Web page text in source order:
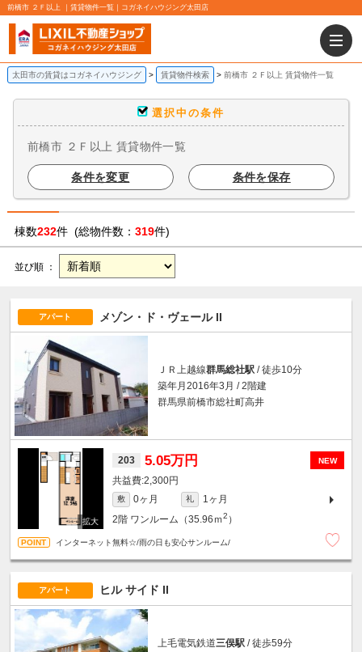
前橋市 ２Ｆ以上 ｜賃貸物件一覧｜コガネイハウジング太田店
太田市の賃貸はコガネイハウジング 賃貸物件検索 前橋市 ２Ｆ以上 賃貸物件一覧
選択中の条件
前橋市 ２Ｆ以上 賃貸物件一覧
条件を変更 条件を保存
棟数232件 (総物件数： 319件)
並び順 ：
アパート メゾン・ド・ヴェール II
ＪＲ上越線群馬総社駅 / 徒歩10分
築年月2016年3月 / 2階建
群馬県前橋市総社町高井
NEW
203 5.05万円
2,300円
敷 0ヶ月 礼
1ヶ月
2階 ワンルーム（35.96ｍ2 ）
インターネット無料☆/雨の日も安心サンルーム/
アパート ヒル サイド II
上毛電気鉄道三俣駅 / 徒歩59分